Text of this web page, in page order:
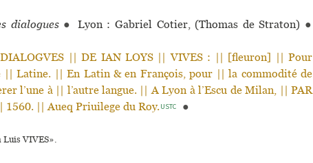
dialogues ● Lyon : Gabriel Cotier, (Thomas de Straton) ●
|| DE IAN LOYS || VIVES : || [fleuron] || Pour
|| Latine. || En Latin & en François, pour || la commodité de
l’une à || l’autre langue. || A Lyon à l’Escu de Milan, || PAR
|| Aueq Priuilege du Roy.USTC ●
Luis VIVES».